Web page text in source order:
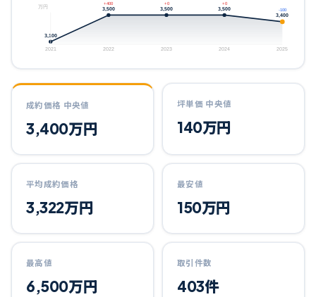
万円
3,100
2021
3,500
+400
2022
3,500
+0
2023
3,500
+0
2024
3,400
-100
2025
成約価格 中央値
3,400万円
坪単価 中央値
140万円
平均成約価格
3,322万円
最安値
150万円
最高値
6,500万円
取引件数
403件